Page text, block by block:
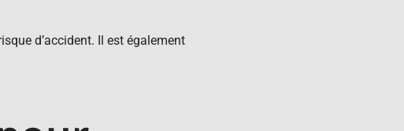
d’accident. Il est également